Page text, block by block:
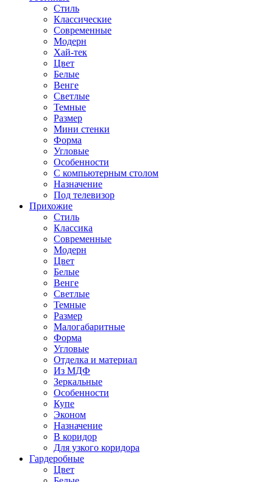
Стиль
Классические
Современные
Модерн
Хай-тек
Цвет
Белые
Венге
Светлые
Темные
Размер
Мини стенки
Форма
Угловые
Особенности
С компьютерным столом
Назначение
Под телевизор
Прихожие
Стиль
Классика
Современные
Модерн
Цвет
Белые
Венге
Светлые
Темные
Размер
Малогабаритные
Форма
Угловые
Отделка и материал
Из МДФ
Зеркальные
Особенности
Купе
Эконом
Назначение
В коридор
Для узкого коридора
Гардеробные
Цвет